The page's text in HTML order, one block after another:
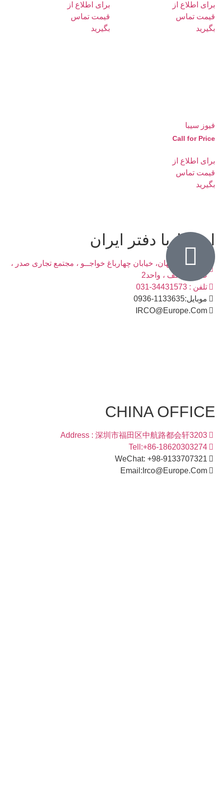
برای اطلاع از
قیمت تماس
بگیرید
برای اطلاع از
قیمت تماس
بگیرید
فیوز سیبا
Call for Price
برای اطلاع از
قیمت تماس
بگیرید
ارتباط با دفتر ایران
آدرس : اصفهان، خیابان چهارباغ خواجــو ، مجتمع تجاری صدر ،
طبقه همکف ، واحد2
تلفن : 34431573-031
موبایل:1133635-0936
IRCO@Europe.Com
CHINA OFFICE
Address : 深圳市福田区中航路都会轩3203
Tell:+86-18620303274
WeChat: +98-9133707321
Email:Irco@Europe.Com